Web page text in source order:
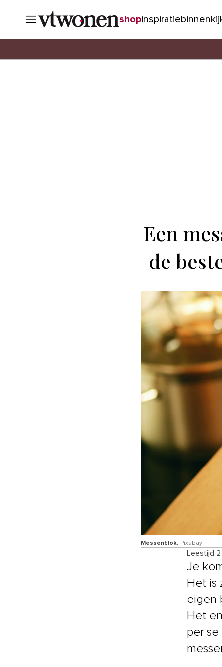
shopinspiratie
Een
de
Messenblok. Pixabay
Leestijd
Je
Het is
eigen
Het
per se